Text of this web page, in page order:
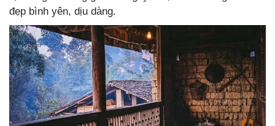
đẹp bình yên, dịu dàng.